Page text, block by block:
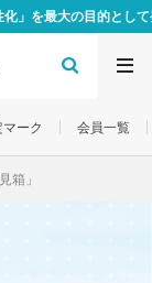
大の目的として発足
ーク 会員一覧
箱」